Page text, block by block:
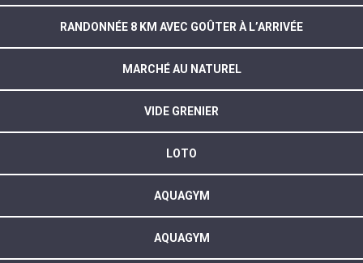
RANDONNÉE 8 KM AVEC GOÛTER À L’ARRIVÉE
MARCHÉ AU NATUREL
VIDE GRENIER
LOTO
AQUAGYM
AQUAGYM